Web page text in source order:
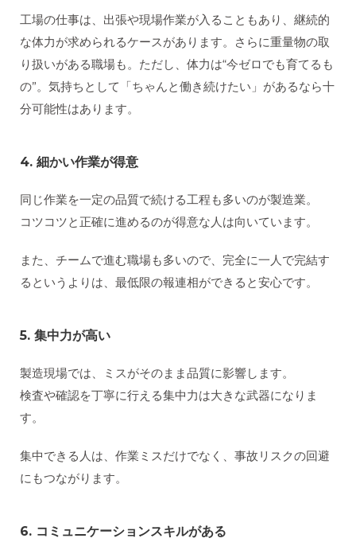
工場の仕事は、出張や現場作業が入ることもあり、継続的
な体力が求められるケースがあります。さらに重量物の取
り扱いがある職場も。ただし、体力は“今ゼロでも育てるも
の”。気持ちとして「ちゃんと働き続けたい」があるなら十
分可能性はあります。
4. 細かい作業が得意
同じ作業を一定の品質で続ける工程も多いのが製造業。
コツコツと正確に進めるのが得意な人は向いています。
また、チームで進む職場も多いので、完全に一人で完結す
るというよりは、最低限の報連相ができると安心です。
5. 集中力が高い
製造現場では、ミスがそのまま品質に影響します。
検査や確認を丁寧に行える集中力は大きな武器になりま
す。
集中できる人は、作業ミスだけでなく、事故リスクの回避
にもつながります。
6. コミュニケーションスキルがある